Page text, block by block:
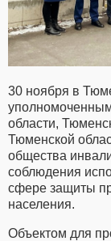
30 ноября в
области,
Тюменской
общества
соблюдения
сфере защиты
населения.
Объектом для